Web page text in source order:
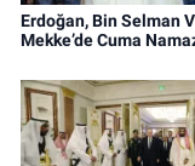
Erdoğan, Bin Selman
Mekke’de Cuma